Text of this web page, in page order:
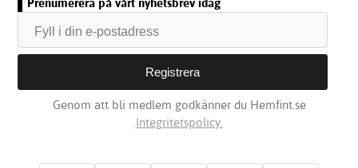
Prenumerera på vårt nyhetsbrev idag
Genom att bli medlem godkänner du Hemfint.se
Integritetspolicy.